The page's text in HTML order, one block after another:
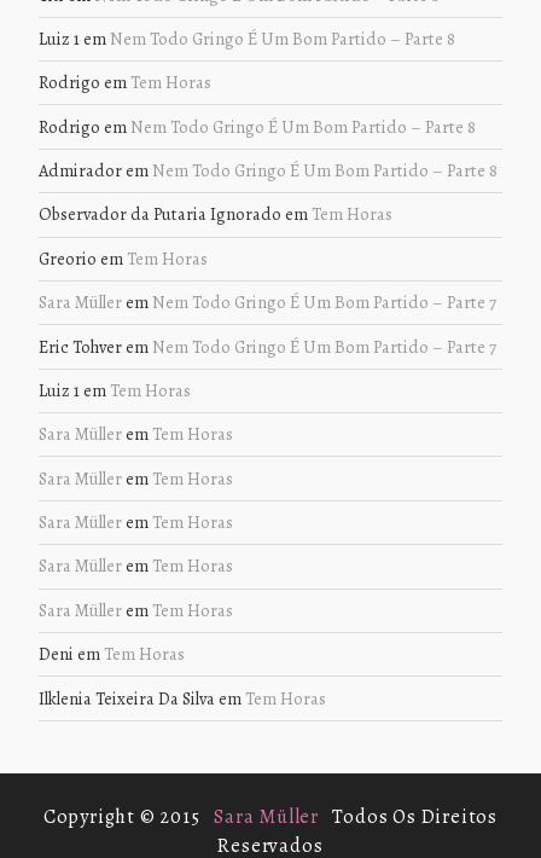
Luiz 1em Nem Todo Gringo É Um Bom Partido – Parte 8
Rodrigo em Tem Horas
Rodrigo em Nem Todo Gringo É Um Bom Partido – Parte 8
Admiradorem Nem Todo Gringo É Um Bom Partido – Parte 8
Observador da Putaria Ignorado em Tem Horas
Greorio em Tem Horas
Sara Müllerem Nem Todo Gringo É Um Bom Partido – Parte 7
Eric Tohverem Nem Todo Gringo É Um Bom Partido – Parte 7
Luiz 1em Tem Horas
Sara Müllerem Tem Horas
Sara Müllerem Tem Horas
Sara Müllerem Tem Horas
Sara Müllerem Tem Horas
Sara Müllerem Tem Horas
Deni em Tem Horas
Ilklenia Teixeira Da Silvaem Tem Horas
Copyright © 2015 Sara Müller Todos Os Direitos
Reservados